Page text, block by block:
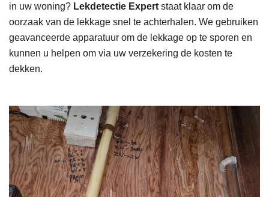
in uw woning? Lekdetectie Expert staat klaar om de
oorzaak van de lekkage snel te achterhalen. We gebruiken
geavanceerde apparatuur om de lekkage op te sporen en
kunnen u helpen om via uw verzekering de kosten te
dekken.